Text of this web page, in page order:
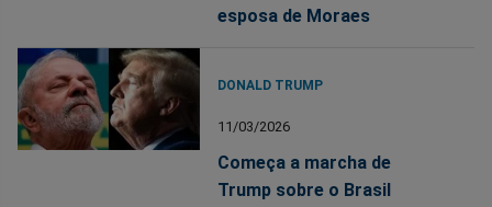
esposa de Moraes
DONALD TRUMP
11/03/2026
Começa a marcha de
Trump sobre o Brasil